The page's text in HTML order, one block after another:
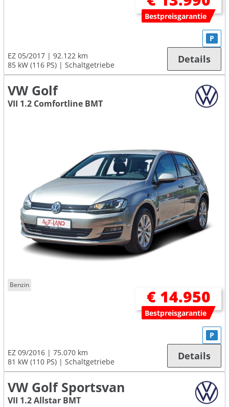
Bestpreisgarantie
EZ 05/2017
92.122 km
85 kW (116 PS)
Schaltgetriebe
P
Details
VW Golf
VII 1.2 Comfortline BMT
Benzin
€ 14.950
Bestpreisgarantie
EZ 09/2016
75.070 km
81 kW (110 PS)
Schaltgetriebe
P
Details
VW Golf Sportsvan
VII 1.2 Allstar BMT